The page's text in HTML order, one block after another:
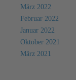
März 2022
Februar 2022
Januar 2022
Oktober 2021
März 2021